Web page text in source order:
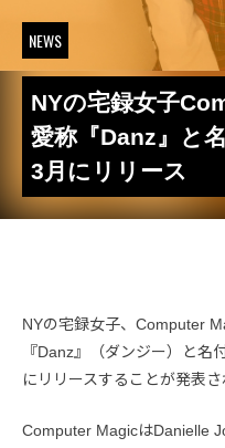
NEWS
NYの宅録女子
愛称『Danz』と
3月にリリース
NYの宅録女子、Computer
『Danz』（ダンジー）と名
にリリースすることが発表さ
Computer MagicはDanielle